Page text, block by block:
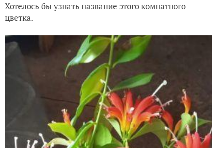
Хотелось бы узнать название этого комнатного
цветка.